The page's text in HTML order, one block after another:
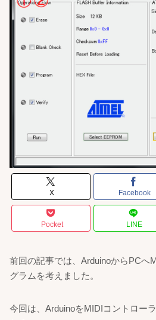
X Facebook
Pocket LINE
前回の記事では、ArduinoからPCへ
グラムを考えました。
今回は、ArduinoをMIDIコントロー